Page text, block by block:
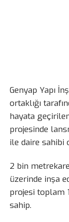
Genyap Yapı
ortaklığı
hayata
projesinde
ile daire sahibi
2 bin
üzerinde inşa
projesi toplam
sahip.